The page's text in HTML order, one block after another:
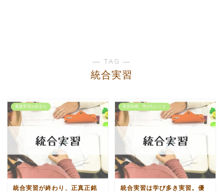
― TAG ―
統合実習
看護実習お役立ち
統合実習が終わり、正真正銘
実習目標、学びたいこと
統合実習は学び多き実習。優